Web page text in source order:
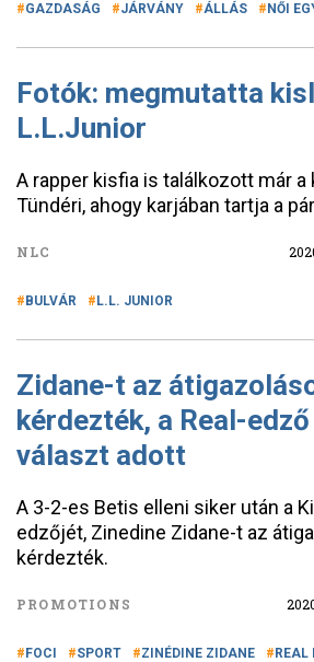
GAZDASÁG JÁRVÁNY ÁLLÁS NŐI
Fotók: megmutatta
L.L.Junior
A rapper kisfia is találkozott már a
Tündéri, ahogy karjában tartja a
NLC
BULVÁR L.L. JUNIOR
Zidane-t az
kérdezték, a Real-
választ adott
A 3-2-es Betis elleni siker után a
edzőjét, Zinedine Zidane-t az
kérdezték.
PROMOTIONS
FOCI SPORT ZINÉDINE ZIDANE REAL